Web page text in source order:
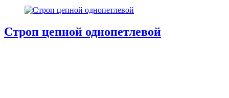
Строп цепной однопетлевой